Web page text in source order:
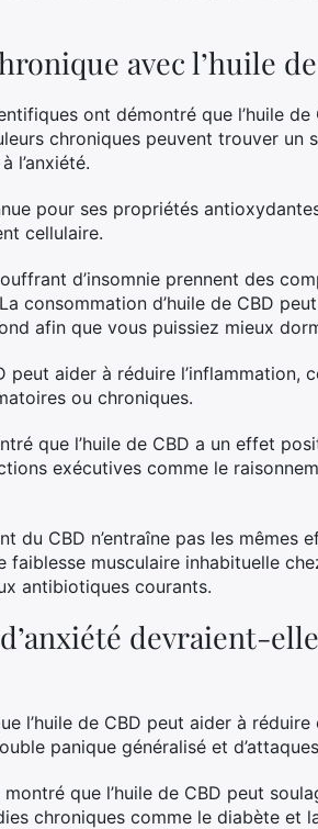
avec l’huile
ont démontré que l’huile
chroniques peuvent trouver un
l’anxiété.
pour ses propriétés
cellulaire.
d’insomnie prennent des
consommation d’huile de CBD
afin que vous puissiez mieux
peut aider à réduire l’inflammation,
ou chroniques.
que l’huile de CBD a un effet
exécutives comme le
du CBD n’entraîne pas les mêmes
musculaire inhabituelle
antibiotiques courants.
devraient-
l’huile de CBD peut aider à
panique généralisé et
que l’huile de CBD peut
chroniques comme le diabète et